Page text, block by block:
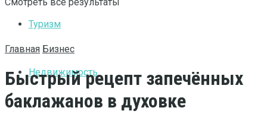
Туризм
Недвижимость
Главная Бизнес
Быстрый рецепт запечённых
баклажанов в духовке